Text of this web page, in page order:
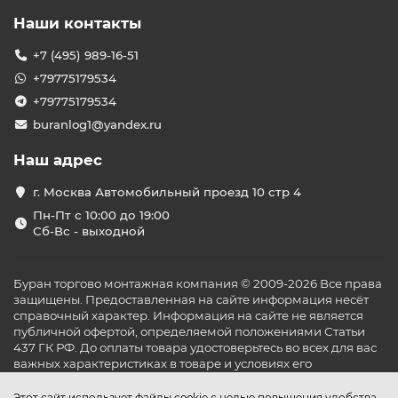
для:
2–3-комнатных
загородных
кондиционеры в спальню, гостиную и кухню;
офисов площадью от 50 до 150 м² с несколькими
магазинов и студий с несколькими зонами
обслуживания;
салонов красоты, медицинских центров,
Ассортимент мультисплит-
В нашем каталоге представлены мультисплит-системы
от надёжных производителей: Daikin, LG, Haier,
Toshiba, Midea, Mitsubishi Electric, Ballu, Electroluxи
других. В наличии:
наружные блоки на 2, 3, 4 и 5 внутренних
устройств;
Наши контакты
+7 (495) 989-16-51
+79775179534
+79775179534
buranlog1@yandex.ru
Наш адрес
г. Москва Автомобильный проезд 10 стр 4
Пн-Пт с 10:00 до 19:00
Сб-Вс - выходной
Буран торгово монтажная компания © 2009-2026 Все права
защищены. Предоставленная на сайте информация несёт
справочный характер. Информация на сайте не является
публичной офертой, определяемой положениями Статьи
437 ГК РФ. До оплаты товара удостоверьтесь во всех для вас
важных характеристиках в товаре и условиях его